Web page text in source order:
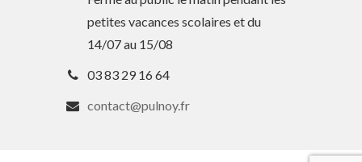
Guide des activités et services
petites vacances scolaires et du
14/07 au 15/08
03 83 29 16 64
contact@pulnoy.fr